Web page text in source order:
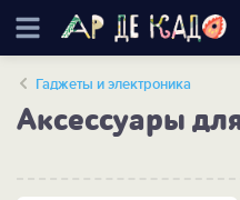
Гаджеты и электроника
Аксессуары